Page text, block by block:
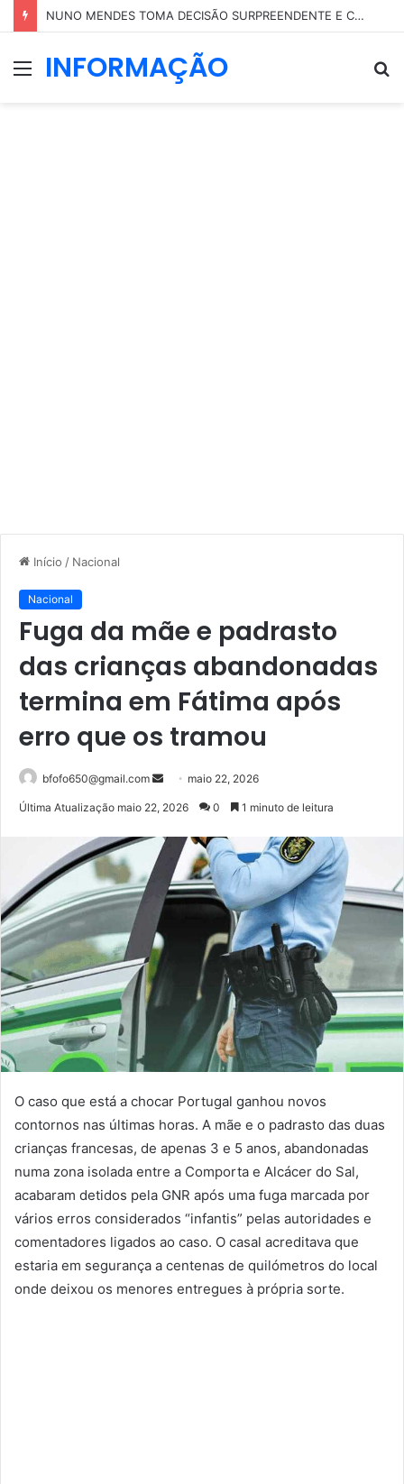
NUNO MENDES TOMA DECISÃO SURPREENDENTE E COLOCA PARTE DO SEU PATRIMÓNIO EM NOME DA MÃE
MenuINFORMAÇÃO
Início / Nacional
Nacional
Fuga da mãe e padrasto
das crianças abandonadas
termina em Fátima após
erro que os tramou
bfofo650@gmail.com
Mande
mail
maio 22, 2026
Última Atualização maio 22, 2026 0 1 minuto de leitura
O caso que está a chocar Portugal ganhou novos
contornos nas últimas horas. A mãe e o padrasto das duas
crianças francesas, de apenas 3 e 5 anos, abandonadas
numa zona isolada entre a Comporta e Alcácer do Sal,
acabaram detidos pela GNR após uma fuga marcada por
vários erros considerados “infantis” pelas autoridades e
comentadores ligados ao caso. O casal acreditava que
estaria em segurança a centenas de quilómetros do local
onde deixou os menores entregues à própria sorte.